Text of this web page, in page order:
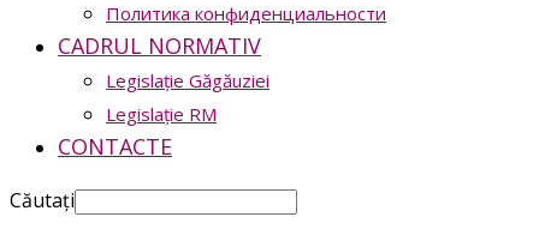
Политика конфиденциальности
CADRUL NORMATIV
Legislație Găgăuziei
Legislație RM
CONTACTE
Căutați